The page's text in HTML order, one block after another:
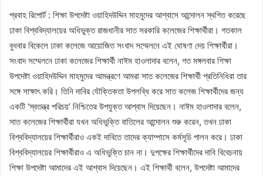
প্রবাহ রিপোর্ট : শিক্ষা উপদেষ্টা ওয়াহিদউদ্দিন মাহমুদের আশ্বাসে আন্দোলন স্থগিত করেছে
ঢাকা বিশ্ববিদ্যালয়ের অধিভুক্ত রাজধানীর সাত সরকারি কলেজের শিক্ষার্থীরা। গতকাল
বুধবার বিকেলে ঢাকা কলেজে আয়োজিত সংবাদ সম্মেলনে এই ঘোষণা দেয় শিক্ষার্থীরা।
সংবাদ সম্মেলনে ঢাকা কলেজের শিক্ষার্থী নাঈম হাওলাদার বলেন, গত মঙ্গলবার শিক্ষা
উপদেষ্টা ওয়াহিদউদ্দিন মাহমুদের আমন্ত্রণে আমরা সাত কলেজের শিক্ষার্থী প্রতিনিধিরা তার
সঙ্গে সাক্ষাৎ করি। তিনি দাবির যৌক্তিকতা উপলব্ধি করে সাত কলেজ শিক্ষার্থীদের জন্য
একটি ‘স্বতন্ত্র পরিচয়’ নিশ্চিতের উপযুক্ত আশ্বাস দিয়েছেন। নাঈম হাওলাদার বলেন,
সাত কলেজের শিক্ষার্থীরা যখন অধিভুক্তি বাতিলের আন্দোলন শুরু করেন, তখন ঢাকা
বিশ্ববিদ্যালয়ের শিক্ষার্থীরাও একই দাবিতে তাদের ক্যাম্পাসে কর্মসূচি পালন করে। ঢাকা
বিশ্ববিদ্যালয়ের শিক্ষার্থীরাও এ অধিভুক্তি চান না। দুপক্ষের শিক্ষার্থীদের দাবি বিবেচনায়
শিক্ষা উপদেষ্টা আমাদের এই আশ্বাস দিয়েছেন। এই শিক্ষার্থী বলেন, উপদেষ্টা আমাদের